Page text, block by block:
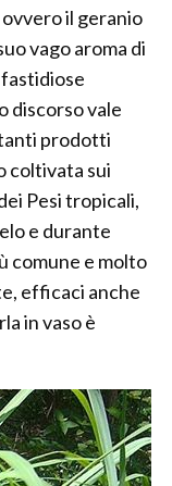
il geranio
vago aroma di
discorso vale
prodotti
coltivata sui
Pesi tropicali,
e durante
comune e molto
efficaci anche
in vaso è